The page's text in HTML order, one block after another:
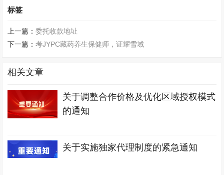
标签
上一篇：委托收款地址
下一篇：考JYPC藏药养生保健师，证耀雪域
相关文章
关于调整合作价格及优化区域授权模式
的通知
关于实施独家代理制度的紧急通知